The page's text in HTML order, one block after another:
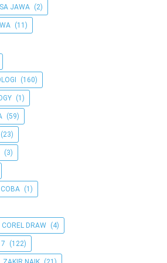
JAWA (2)
(11)
(160)
(1)
(59)
(23)
(3)
COBA (1)
COREL DRAW (4)
(122)